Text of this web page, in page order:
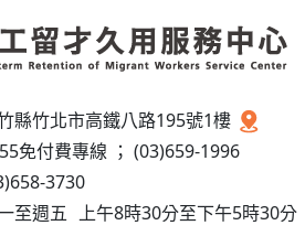
縣竹北市高鐵八路195號1樓
免付費專線 ； (03)659-1996
3730
至週五 上午8時30分至下午5時30分